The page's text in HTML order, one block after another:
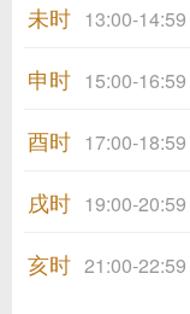
未时 13:00-14:59
申时 15:00-16:59
酉时 17:00-18:59
戌时 19:00-20:59
亥时 21:00-22:59